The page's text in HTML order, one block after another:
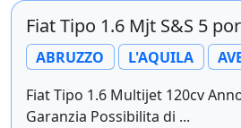
Fiat Tipo 1.6 Mjt S&S 5
ABRUZZO L'AQUILA
Fiat Tipo 1.6 Multijet 120cv
Garanzia Possibilita di ...